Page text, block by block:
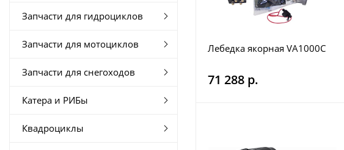
Запчасти для гидроциклов
Запчасти для мотоциклов
Запчасти для снегоходов
Катера и РИБы
Квадроциклы
Лебедка якорная VA1000C
71 288 р.